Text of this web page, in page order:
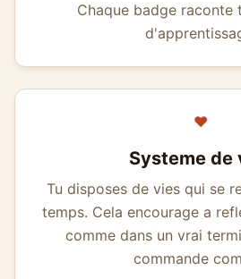
Chaque badge raconte
❤️
Systeme de
Tu disposes de vies qui se
temps. Cela encourage a
comme dans un vrai
commande